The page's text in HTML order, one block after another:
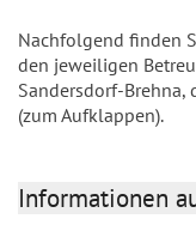
Nachfolgend finden
den jeweiligen
Sandersdorf-
(zum Aufklappen).
Informationen